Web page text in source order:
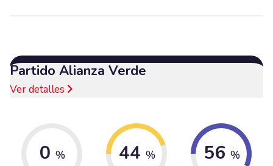
Partido Alianza Verde
Ver detalles
0 % 44 % 56 %